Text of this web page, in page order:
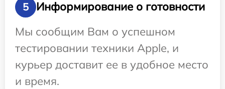
5
Информирование о готовности
Мы сообщим Вам о успешном
тестировании техники Apple, и
курьер доставит ее в удобное место
и время.